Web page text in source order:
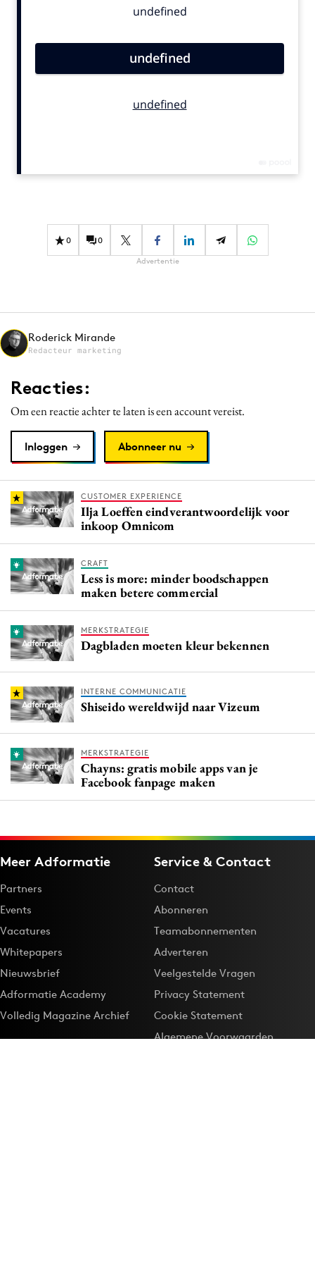
Contentmarketing
Effectiviteit
Gedragsverandering
Martech
Media
Merkstrategie
Programmatic
Purpose Marketing
Reputatie & crisis
0 0
Advertentie
Roderick Mirande
Redacteur marketing
Reacties:
Om een reactie achter te laten is een account vereist.
Inloggen Abonneer nu
CUSTOMER EXPERIENCE
Ilja Loeffen eindverantwoordelijk voor
inkoop Omnicom
CRAFT
Less is more: minder boodschappen
maken betere commercial
MERKSTRATEGIE
Dagbladen moeten kleur bekennen
INTERNE COMMUNICATIE
Shiseido wereldwijd naar Vizeum
MERKSTRATEGIE
Chayns: gratis mobile apps van je
Facebook fanpage maken
Meer Adformatie
Partners
Events
Vacatures
Whitepapers
Nieuwsbrief
Adformatie Academy
Volledig Magazine Archief
Service & Contact
Contact
Abonneren
Teamabonnementen
Adverteren
Veelgestelde Vragen
Privacy Statement
Cookie Statement
Algemene Voorwaarden